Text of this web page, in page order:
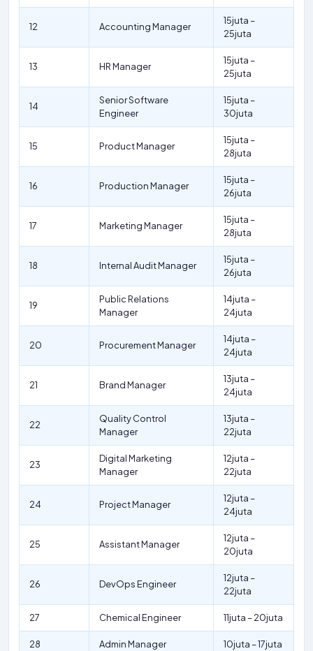
12 Accounting Manager
15juta –
25juta
13 HR Manager
15juta –
25juta
14
Senior Software
Engineer
15juta –
30juta
15 Product Manager
15juta –
28juta
16 Production Manager
15juta –
26juta
17 Marketing Manager
15juta –
28juta
18 Internal Audit Manager
15juta –
26juta
19
Public Relations
Manager
14juta –
24juta
20 Procurement Manager
14juta –
24juta
21 Brand Manager
13juta –
24juta
22
Quality Control
Manager
13juta –
22juta
23
Digital Marketing
Manager
12juta –
22juta
24 Project Manager
12juta –
24juta
25 Assistant Manager
12juta –
20juta
26 DevOps Engineer
12juta –
22juta
27 Chemical Engineer 11juta – 20juta
28 Admin Manager 10juta – 17juta